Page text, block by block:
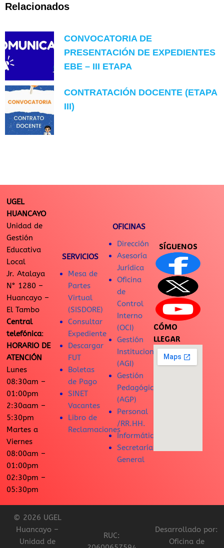
Relacionados
CONVOCATORIA DE
PRESENTACIÓN DE EXPEDIENTES
EBE – III ETAPA
CONTRATACIÓN DOCENTE (ETAPA
III)
UGEL
HUANCAYO
Unidad de
Gestión
Educativa
Local
Jr. Atalaya
N° 1280 –
Huancayo –
El Tambo
Central
telefónica:
HORARIO DE
ATENCIÓN
Lunes
08:30am –
01:00pm
2:30aam –
5:30pm
Martes a
Viernes
08:00am –
01:00pm
02:30pm –
05:30pm
SERVICIOS
Mesa de
Partes
Virtual
(SISDORE)
Consultar
Expediente
Descargar
FUT
Boletas
de Pago
SINET
Vacantes
Libro de
Reclamaciones
OFICINAS
Dirección
Asesoría
Jurídica
Oficina
de
Control
Interno
(OCI)
Gestión
Institucional
(AGI)
Gestión
Pedagógica
(AGP)
Personal
/RR.HH.
Informática
Secretaría
General
SÍGUENOS
CÓMO
LLEGAR
© 2026 UGEL
Huancayo –
Unidad de
RUC:
Desarrollado por:
Oficina de